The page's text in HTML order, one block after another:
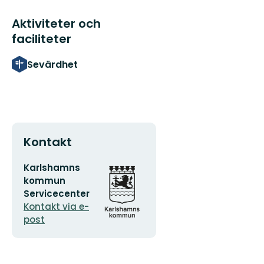
Aktiviteter och
faciliteter
Sevärdhet
Kontakt
E-
postadress
Karlshamns
kommun
Servicecenter
Kontakt via e-
post
Organisationens
logotyp